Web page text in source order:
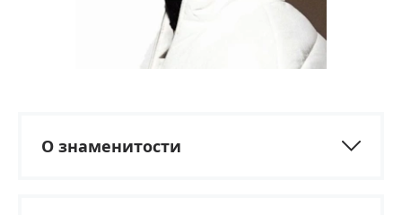
О знаменитости